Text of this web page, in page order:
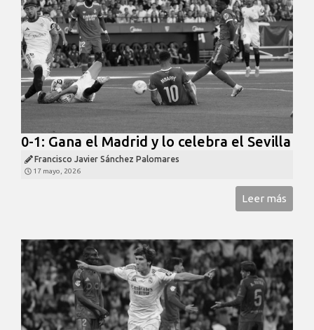
0-1: Gana el Madrid y lo celebra el Sevilla
Francisco Javier Sánchez Palomares
17 mayo, 2026
Leer más